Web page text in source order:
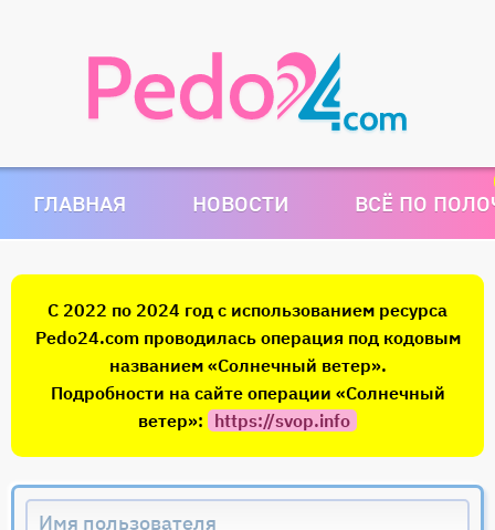
ГЛАВНАЯ НОВОСТИ ВСЁ ПО
С 2022 по 2024 год с использованием ресурса
Pedo24.com проводилась операция под кодовым
названием «Солнечный ветер».
Подробности на сайте операции «Солнечный
ветер»: https://svop.info